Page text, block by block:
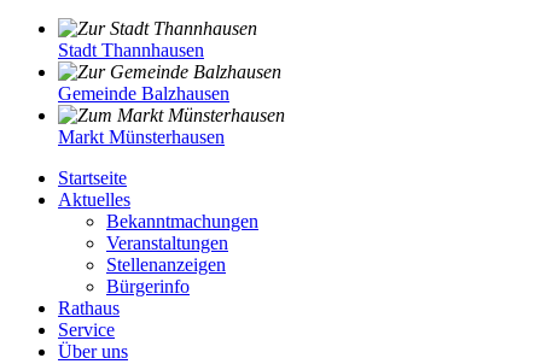
Stadt Thannhausen
Gemeinde Balzhausen
Markt Münsterhausen
Startseite
Aktuelles
Bekanntmachungen
Veranstaltungen
Stellenanzeigen
Bürgerinfo
Rathaus
Service
Über uns